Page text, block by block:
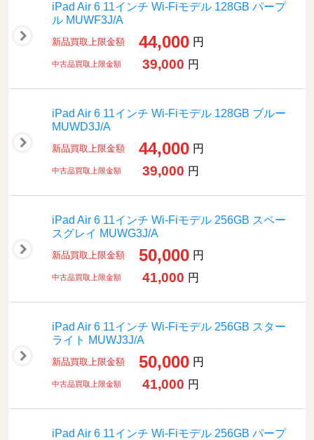
iPad Air 6 11インチ Wi-Fiモデル 128GB パープ
ル MUWF3J/A
新品買取上限金額 44,000 円
中古品買取上限金額 39,000 円
iPad Air 6 11インチ Wi-Fiモデル 128GB ブルー
MUWD3J/A
新品買取上限金額 44,000 円
中古品買取上限金額 39,000 円
iPad Air 6 11インチ Wi-Fiモデル 256GB スペー
スグレイ MUWG3J/A
新品買取上限金額 50,000 円
中古品買取上限金額 41,000 円
iPad Air 6 11インチ Wi-Fiモデル 256GB スター
ライト MUWJ3J/A
新品買取上限金額 50,000 円
中古品買取上限金額 41,000 円
iPad Air 6 11インチ Wi-Fiモデル 256GB パープ